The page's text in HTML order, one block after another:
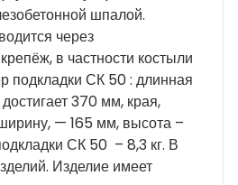
шпалой.
через
в частности костыли
подкладки СК 50 : длинная
370 мм, края,
— 165 мм, высота –
СК 50 – 8,3 кг. В
Изделие имеет